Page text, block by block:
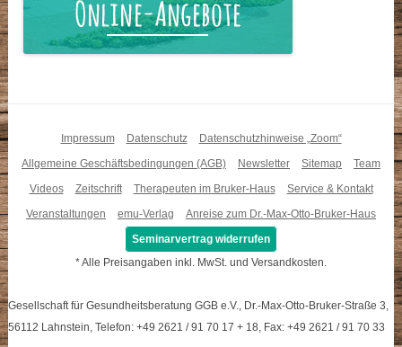
Impressum Datenschutz
Datenschutzhinweise „Zoom“
Allgemeine Geschäftsbedingungen (AGB)
Newsletter Sitemap
Team
Videos
Zeitschrift Therapeuten im Bruker-Haus
Service & Kontakt
Veranstaltungen
emu-Verlag
Anreise zum Dr.-Max-Otto-Bruker-Haus
Seminarvertrag widerrufen
* Alle Preisangaben inkl. MwSt. und Versandkosten.
Gesellschaft für Gesundheitsberatung GGB e.V., Dr.-Max-Otto-Bruker-Straße 3,
56112 Lahnstein, Telefon: +49 2621 / 91 70 17 + 18, Fax: +49 2621 / 91 70 33